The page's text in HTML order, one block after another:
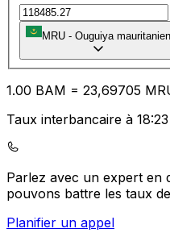
MRU - Ouguiya mauritanien
1.00 BAM = 23,69705
Taux interbancaire à
Parlez avec un expert en
pouvons battre les taux
Planifier un appel